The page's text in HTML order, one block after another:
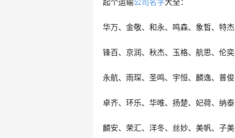
起个运输公司名字大全：
华万、金敬、和永、鸣森、象皙、特杰
锋百、京润、秋杰、玉格、航思、伦奕
永航、雨琛、圣鸣、宇恒、麟逸、普俊
卓齐、环乐、华唯、扬楚、妃荷、纳泰
麟安、荣汇、洋冬、丝妙、美帆、子美